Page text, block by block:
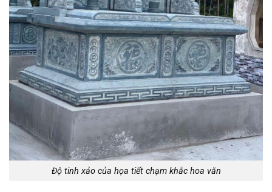
Độ tinh xảo của họa tiết chạm khắc hoa văn